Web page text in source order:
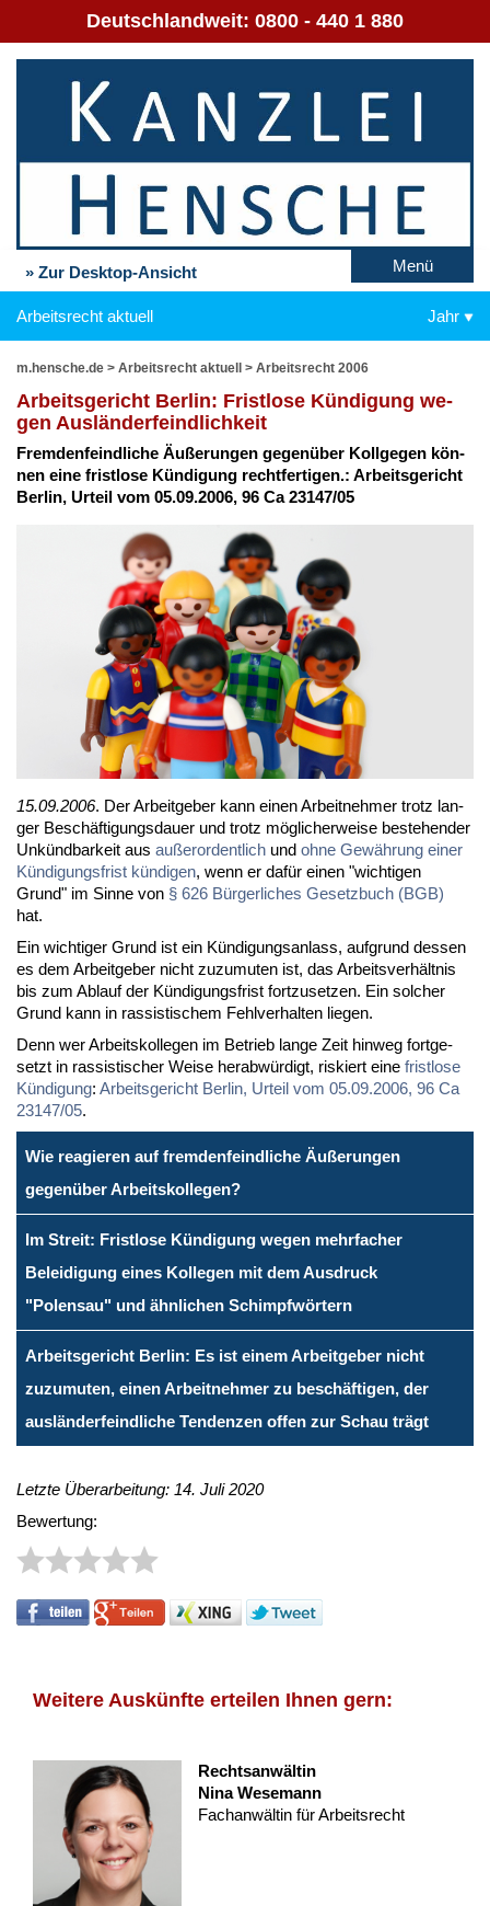
Deutschlandweit: 0800 - 440 1 880
» Zur Desktop-Ansicht Menü
Arbeitsrecht aktuell Jahr
m.hensche.de > Arbeitsrecht aktuell > Arbeitsrecht 2006
Ar­beits­ge­richt Ber­lin: Frist­lo­se Kün­di­gung we­
gen Aus­län­der­feind­lich­keit
Frem­den­feind­li­che Äu­ße­run­gen ge­gen­über Koll­ge­gen kön­
nen ei­ne frist­lo­se Kün­di­gung recht­fer­ti­gen.: Ar­beits­ge­richt
Ber­lin, Ur­teil vom 05.09.2006, 96 Ca 23147/05
15.09.2006. Der Ar­beit­ge­ber kann ei­nen Ar­beit­neh­mer trotz lan­
ger Be­schäf­ti­gungs­dau­er und trotz mög­li­cher­wei­se be­ste­hen­der
Un­künd­bar­keit aus au­ßer­or­dent­lich und oh­ne Ge­wäh­rung ei­ner
Kün­di­gungs­frist kün­di­gen, wenn er da­für ei­nen "wich­ti­gen
Grund" im Sin­ne von § 626 Bür­ger­li­ches Ge­setz­buch (BGB)
hat.
Ein wich­ti­ger Grund ist ein Kün­di­gungs­an­lass, auf­grund des­sen
es dem Ar­beit­ge­ber nicht zu­zu­mu­ten ist, das Ar­beits­ver­hält­nis
bis zum Ab­lauf der Kün­di­gungs­frist fort­zu­set­zen. Ein sol­cher
Grund kann in ras­sis­ti­schem Fehl­ver­hal­ten lie­gen.
Denn wer Ar­beits­kol­le­gen im Be­trieb lan­ge Zeit hin­weg fort­ge­
setzt in ras­sis­ti­scher Wei­se her­ab­wür­digt, ris­kiert ei­ne frist­lo­se
Kün­di­gung: Ar­beits­ge­richt Ber­lin, Ur­teil vom 05.09.2006, 96 Ca
23147/05.
Wie reagieren auf fremdenfeindliche Äußerungen
gegenüber Arbeitskollegen?
Im Streit: Fristlose Kündigung wegen mehrfacher
Beleidigung eines Kollegen mit dem Ausdruck
"Polensau" und ähnlichen Schimpfwörtern
Arbeitsgericht Berlin: Es ist einem Arbeitgeber nicht
zuzumuten, einen Arbeitnehmer zu beschäftigen, der
ausländerfeindliche Tendenzen offen zur Schau trägt
Letzte Überarbeitung: 14. Juli 2020
Bewertung:
Weitere Auskünfte erteilen Ihnen gern:
Rechtsanwältin
Nina Wesemann
Fachanwältin für Arbeitsrecht